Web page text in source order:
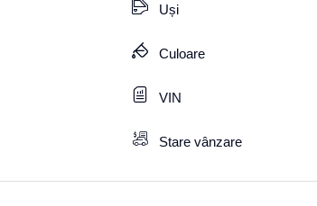
Uși
Culoare
VIN
Stare vânzare